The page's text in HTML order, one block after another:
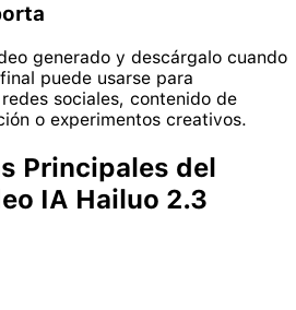
generado y descárgalo cuando
puede usarse para
sociales, contenido de
o experimentos creativos.
Principales del
IA Hailuo 2.3